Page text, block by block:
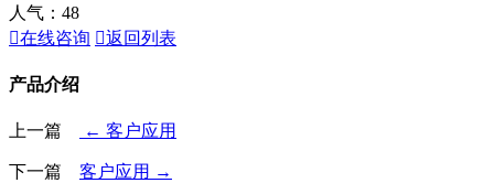
人气： 48
在线咨询 返回列表
产品介绍
上一篇 ← 客户应用
下一篇 客户应用 →